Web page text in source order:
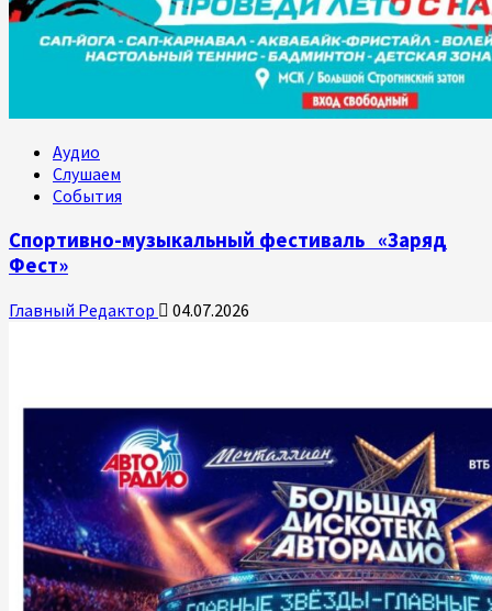
Аудио
Слушаем
События
Спортивно-музыкальный фестиваль «Заряд
Фест»
Главный Редактор 04.07.2026